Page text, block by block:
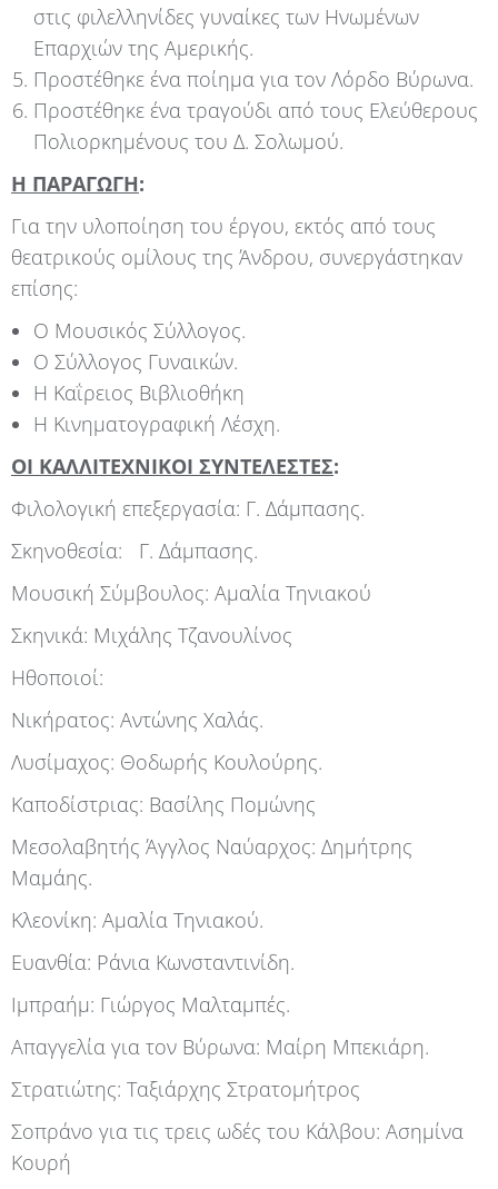
στις φιλελληνίδες γυναίκες των Ηνωμένων
Επαρχιών της Αμερικής.
Προστέθηκε ένα ποίημα για τον Λόρδο Βύρωνα.
Προστέθηκε ένα τραγούδι από τους Ελεύθερους
Πολιορκημένους του Δ. Σολωμού.
Η ΠΑΡΑΓΩΓΗ:
Για την υλοποίηση του έργου, εκτός από τους
θεατρικούς ομίλους της Άνδρου, συνεργάστηκαν
επίσης:
Ο Μουσικός Σύλλογος.
Ο Σύλλογος Γυναικών.
Η Καΐρειος Βιβλιοθήκη
Η Κινηματογραφική Λέσχη.
ΟΙ ΚΑΛΛΙΤΕΧΝΙΚΟΙ ΣΥΝΤΕΛΕΣΤΕΣ:
Φιλολογική επεξεργασία: Γ. Δάμπασης.
Σκηνοθεσία: Γ. Δάμπασης.
Μουσική Σύμβουλος: Αμαλία Τηνιακού
Σκηνικά: Μιχάλης Τζανουλίνος
Ηθοποιοί:
Νικήρατος: Αντώνης Χαλάς.
Λυσίμαχος: Θοδωρής Κουλούρης.
Καποδίστριας: Βασίλης Πομώνης
Μεσολαβητής Άγγλος Ναύαρχος: Δημήτρης
Μαμάης.
Κλεονίκη: Αμαλία Τηνιακού.
Ευανθία: Ράνια Κωνσταντινίδη.
Ιμπραήμ: Γιώργος Μαλταμπές.
Απαγγελία για τον Βύρωνα: Μαίρη Μπεκιάρη.
Στρατιώτης: Ταξιάρχης Στρατομήτρος
Σοπράνο για τις τρεις ωδές του Κάλβου: Ασημίνα
Κουρή